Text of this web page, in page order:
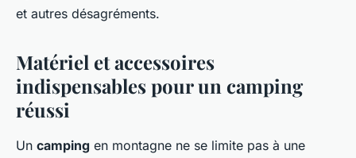
et autres désagréments.
Matériel et accessoires
indispensables pour un camping
réussi
Un camping en montagne ne se limite pas à une